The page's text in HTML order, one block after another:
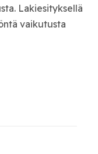
Lakiesityksellä
vaikutusta